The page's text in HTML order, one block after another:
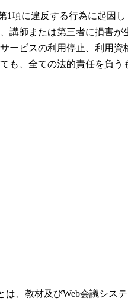
1項に違反する行為に起因し
講師または第三者に損害が
ービスの利用停止、利用資
も、全ての法的責任を負う
は、教材及びWeb会議システ